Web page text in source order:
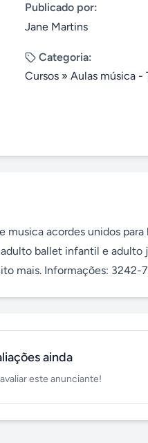
Publicado por:
Jane Martins
Categoria:
Cursos » Aulas música -
musica acordes unidos
ballet infantil e
mais. Informações: 3242-
ainda
este anunciante!